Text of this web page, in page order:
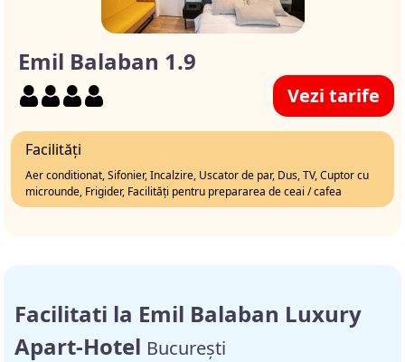
Emil Balaban 1.9
Vezi tarife
Facilități
Aer conditionat, Sifonier, Incalzire, Uscator de par, Dus, TV, Cuptor cu
microunde, Frigider, Facilități pentru prepararea de ceai / cafea
Facilitati la Emil Balaban Luxury
Apart-Hotel București